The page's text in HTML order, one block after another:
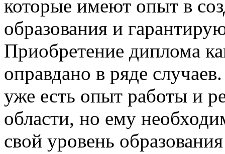
которые имеют опыт в
образования и
Приобретение диплома
оправдано в ряде
уже есть опыт работы и
области, но ему
свой уровень